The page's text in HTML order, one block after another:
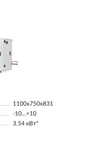
1100х750х831
-10...+10
3.54 кВт*